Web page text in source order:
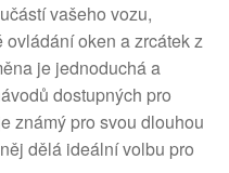
vašeho vozu,
oken a zrcátek z
je jednoduchá a
dostupných pro
známý pro svou dlouhou
dělá ideální volbu pro